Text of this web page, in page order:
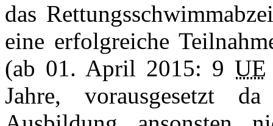
das
eine erfolgreiche
(ab 01. April 2015: 9UE
Jahre, vorausgesetzt